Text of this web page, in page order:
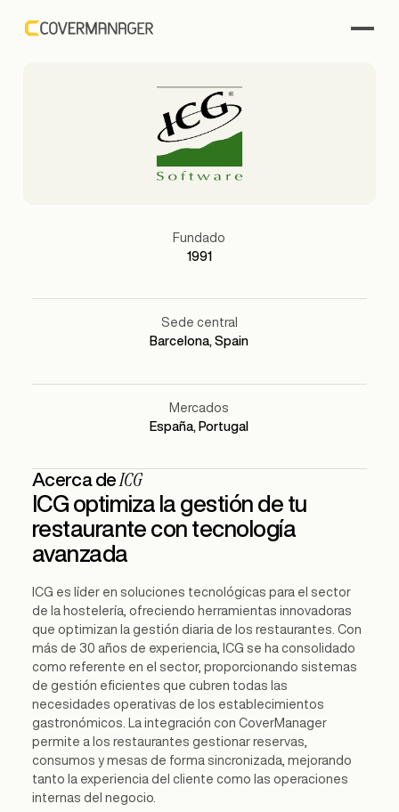
Fundado
1991
Sede central
Barcelona, Spain
Mercados
España, Portugal
Acerca deICG
ICG optimiza la gestión de tu
restaurante con tecnología
avanzada
ICG es líder en soluciones tecnológicas para el sector
de la hostelería, ofreciendo herramientas innovadoras
que optimizan la gestión diaria de los restaurantes. Con
más de 30 años de experiencia, ICG se ha consolidado
como referente en el sector, proporcionando sistemas
de gestión eficientes que cubren todas las
necesidades operativas de los establecimientos
gastronómicos. La integración con CoverManager
permite a los restaurantes gestionar reservas,
consumos y mesas de forma sincronizada, mejorando
tanto la experiencia del cliente como las operaciones
internas del negocio.